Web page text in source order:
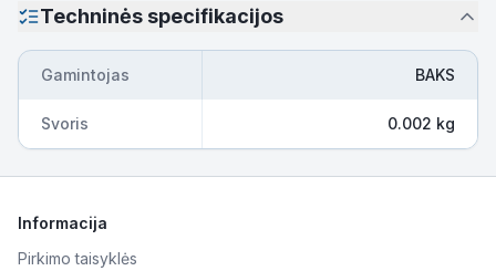
Techninės specifikacijos
Gamintojas BAKS
Svoris 0.002 kg
Informacija
Pirkimo taisyklės